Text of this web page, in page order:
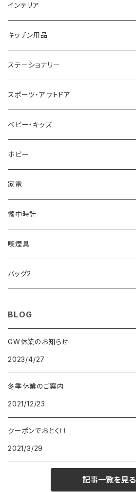
GAGA MILANO
CACTUS
TIMEX
NIXON
AVALANCHE
ORIENT
ZEPPELIN
SKAGEN
FOOTBALL WATCHES
ARCA FUTURA
DISNEY
FOREVER
CLUSE
MICHAEL KORS
NO BRAND
SAAMA HOMME
ARNOLD PALMER
MICHAEL KORS
DIESEL
ALV
Merge
ETTINGER
COACH
BVLGARI
VANQUISH
DUNHILL
BEAMZSQUARE
TOMMY HILFIGER
FOLLI FOLLIE
POLICE
PAUL HEWITT
22designstudio
BOTTEGA VENETA
EMPORIO ARMANI
CALVIN KLEIN
DANIEL WELLINGTON
SWAROVSKI
VIVIENNE WESTWOOD
MICHAEL KORS
MARC JACOBS
DIESEL
栃木レザー
NIKE
DUNHILL
NEWYORKER
OROBIANCO
Ellese
COLEMAN
MONTBLANC
Fashion Accessory Cllection
ISLAND
ATLANTIC STARS
VIVIENNE WESTWOOD
POLO RALPH LAUREN
MANHATTAN PORTAGE
United HOMME
RODANIA
BEAMZSQUARE
BLAZER CLUB
ANDY HAWARD
G GUSTO
GULLWING
LESPORTSAC
PRADA
BROMPTON
HAMILTON
INCASE
インテリア
CRYSTOCRAFT
SEIKO
CITIZEN
BRAUN
RHYTHM
BLOSSOM
MONDAINE
MAWA
その他
TANACOCORO
WOODEN
CASIO
キッチン用品
I'mD
Helios
VALENTINO VISCANI
ステーショナリー
LAMY
WATERMAN
PARKER
PELIKAN
CROSS
MONTBLANC
SWAROVSKI
SMYTHSON
スポーツ・アウトドア
Trangia
Barebones
FEUERHAND
CASIO
ベビー・キッズ
ふわりぃ
ERGO BABY
ホビー
その他
AMOS
OMMIX
COACH
家電
CREATE
TORAY
OMRON
Micol
懐中時計
MONDAINE
喫煙具
ZIPPO
バッグ2
BLOG
GW休業のお知らせ
2023/4/27
冬季休業のご案内
2021/12/23
クーポンでおとく！！
2021/3/29
記事一覧を見る